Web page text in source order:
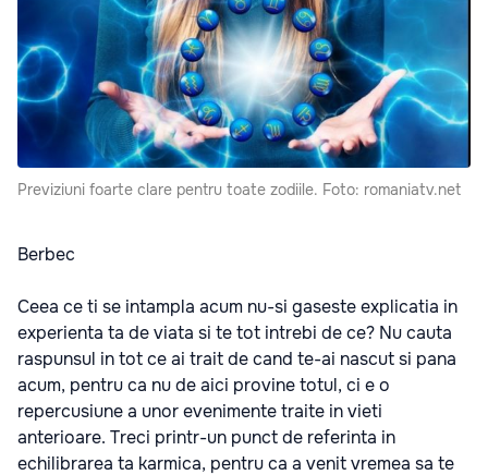
Previziuni foarte clare pentru toate zodiile. Foto: romaniatv.net
Berbec
Ceea ce ti se intampla acum nu-si gaseste explicatia in
experienta ta de viata si te tot intrebi de ce? Nu cauta
raspunsul in tot ce ai trait de cand te-ai nascut si pana
acum, pentru ca nu de aici provine totul, ci e o
repercusiune a unor evenimente traite in vieti
anterioare. Treci printr-un punct de referinta in
echilibrarea ta karmica, pentru ca a venit vremea sa te